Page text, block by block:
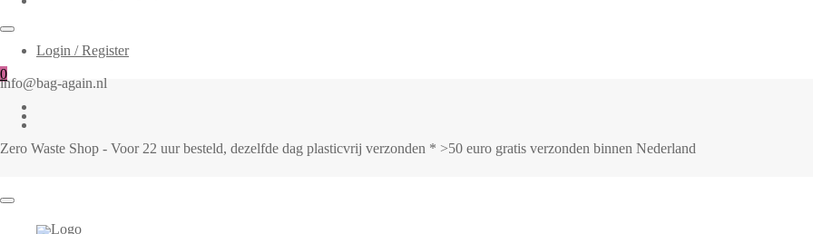
Login / Register
0
info@bag-again.nl
Zero Waste Shop - Voor 22 uur besteld, dezelfde dag plasticvrij verzonden * >50 euro gratis verzonden binnen Nederland